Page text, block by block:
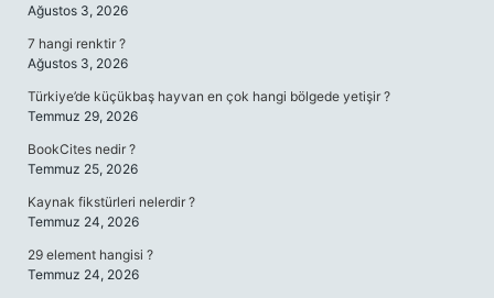
Ağustos 3, 2026
7 hangi renktir ?
Ağustos 3, 2026
Türkiye’de küçükbaş hayvan en çok hangi bölgede yetişir ?
Temmuz 29, 2026
BookCites nedir ?
Temmuz 25, 2026
Kaynak fikstürleri nelerdir ?
Temmuz 24, 2026
29 element hangisi ?
Temmuz 24, 2026